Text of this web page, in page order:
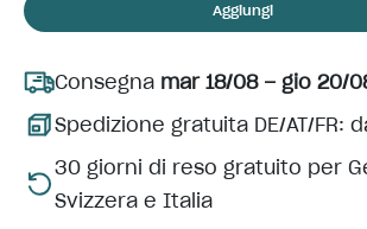
Aggiungi
Consegna mar 18/08 – gio 20/
Spedizione gratuita DE/AT/FR:
30 giorni di reso gratuito per
Svizzera e Italia